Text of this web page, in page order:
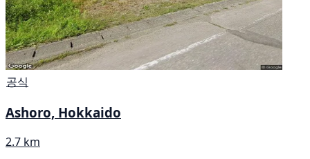
공식
Ashoro, Hokkaido
2.7 km